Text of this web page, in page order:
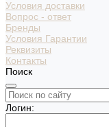
Условия доставки
Вопрос - ответ
Бренды
Условия Гарантии
Реквизиты
Контакты
Поиск
Логин: